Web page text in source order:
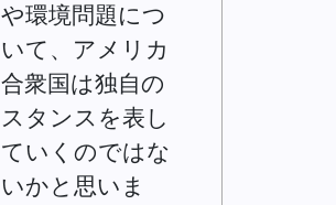
や環境問題につ
いて、アメリカ
合衆国は独自の
スタンスを表し
ていくのではな
いかと思いま